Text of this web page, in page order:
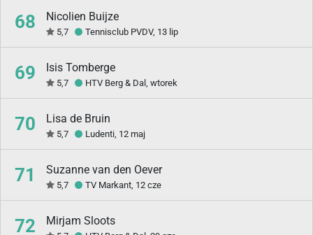
68 Nicolien Buijze
5,7 Tennisclub PVDV, 13 lip
69 Isis Tomberge
5,7 HTV Berg & Dal, wtorek
70 Lisa de Bruin
5,7 Ludenti, 12 maj
71 Suzanne van den Oever
5,7 TV Markant, 12 cze
72 Mirjam Sloots